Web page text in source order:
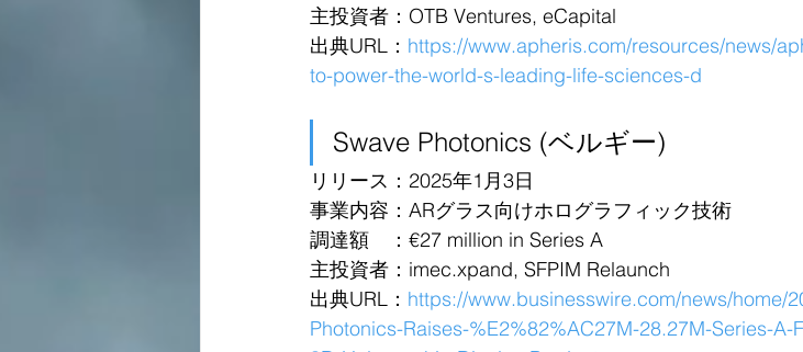
主投資者：OTB Ventures, eCapital
出典URL： https://www.apheris.com/resources/news/
to-power-the-world-s-leading-life-sciences-d
Swave Photonics (ベルギー)
リリース：2025年1月3日
事業内容：ARグラス向けホログラフィック技術
調達額　：€27 million in Series A
主投資者：imec.xpand, SFPIM Relaunch
出典URL： https://www.businesswire.com/news/home/
Photonics-Raises-%E2%82%AC27M-28.27M-Series-